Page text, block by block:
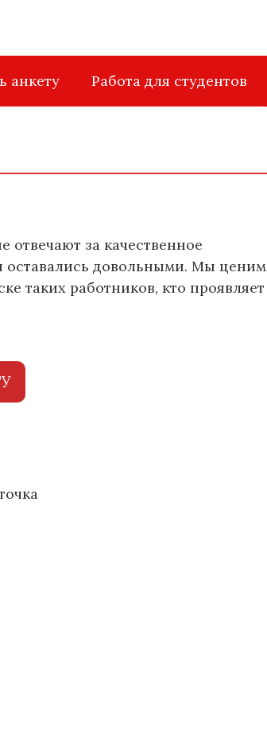
анкету Работа для студентов
отвечают за качественное
оставались довольными. Мы ценим
таких работников, кто проявляет